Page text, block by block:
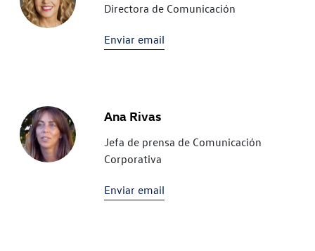
Directora de Comunicación
Enviar email
Ana Rivas
Jefa de prensa de Comunicación
Corporativa
Enviar email